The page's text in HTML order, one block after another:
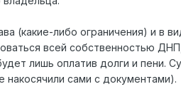
(какие-либо ограничения) и в
всей собственностью ДНП,
лишь оплатив долги и пени.
сами с документами).